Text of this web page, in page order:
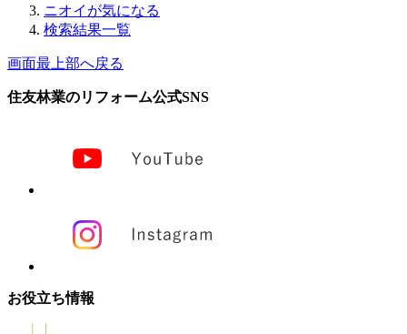
ニオイが気になる
検索結果一覧
画面最上部へ戻る
住友林業のリフォーム公式SNS
お役立ち情報